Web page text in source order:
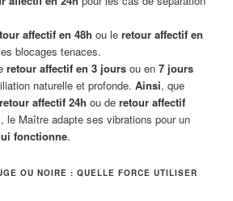
affectif en 48h ou le retour affectif en
blocages tenaces.
retour affectif en 3 joursou en 7 jours
naturelle et profonde. Ainsi, que
retour affectif 24h ou de retour affectif
, le Maître adapte ses vibrations pour un
fonctionne.
OU NOIRE : QUELLE FORCE UTILISER